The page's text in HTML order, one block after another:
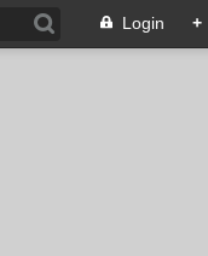
Login +